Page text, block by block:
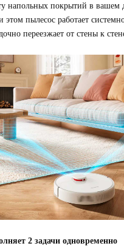
напольных покрытий в вашем
этом пылесос работает
переезжает от стены к
2 задачи одновременно